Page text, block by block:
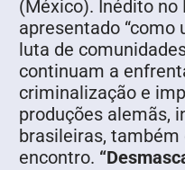
(México). Inédito no
apresentado
luta de
continuam a
criminalização e
produções alemãs,
brasileiras,
encontro.